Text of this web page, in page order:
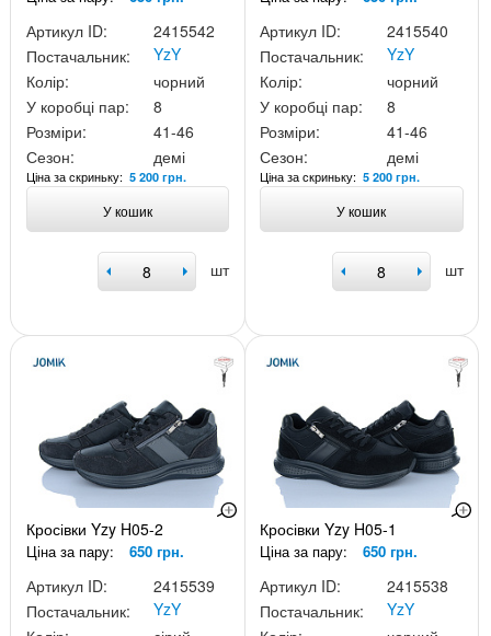
Артикул ID:
2415542
Постачальник:
YzY
Колір:
чорний
У коробці пар:
8
Розміри:
41-46
Сезон:
демі
Ціна за скриньку: 5 200 грн.
У кошик
шт
Артикул ID:
2415540
Постачальник:
YzY
Колір:
чорний
У коробці пар:
8
Розміри:
41-46
Сезон:
демі
Ціна за скриньку:5 200 грн.
У кошик
шт
Кросівки Yzy H05-2
Ціна за пару: 650 грн.
Артикул ID:
2415539
Постачальник:
YzY
Кросівки Yzy H05-1
Ціна за пару: 650 грн.
Артикул ID:
2415538
Постачальник:
YzY